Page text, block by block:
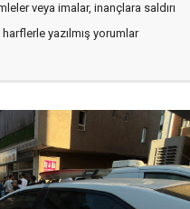
veya imalar, inançlara saldırı
yazılmış yorumlar